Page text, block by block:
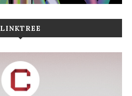
LINKTREE